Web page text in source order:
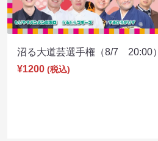
沼る大道芸選手権（8/7 20:00）
¥1200 (税込)